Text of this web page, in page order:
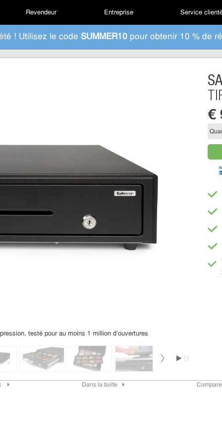
Revendeur Entreprise Service
! Utilisez le code SUMMER10 pour obtenir 10 % de
testé pour au moins 1 million d'ouvertures
€
Dans la boîte